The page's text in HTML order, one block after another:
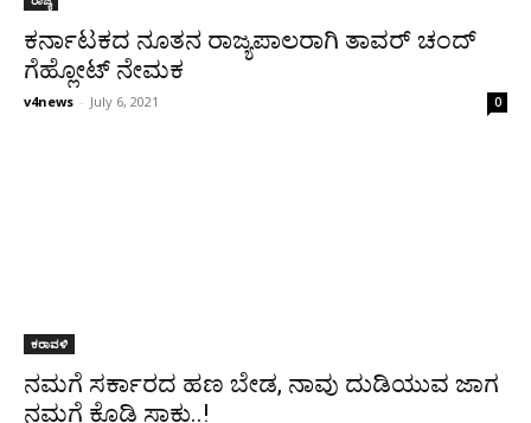
ಕರ್ನಾಟಕದ ನೂತನ ರಾಜ್ಯಪಾಲರಾಗಿ ತಾವರ್ ಚಂದ್
ಗೆಹ್ಲೋಟ್ ನೇಮಕ
v4news - July 6, 2021 0
ಕರಾವಳಿ
ನಮಗೆ ಸರ್ಕಾರದ ಹಣ ಬೇಡ, ನಾವು ದುಡಿಯುವ ಜಾಗ
ನಮಗೆ ಕೊಡಿ ಸಾಕು..!